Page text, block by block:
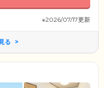
※2026/07/17更新
る